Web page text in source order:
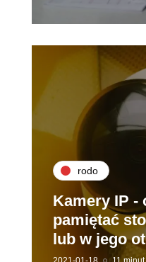
rodo
Kamery IP -
pamiętać
lub w jego